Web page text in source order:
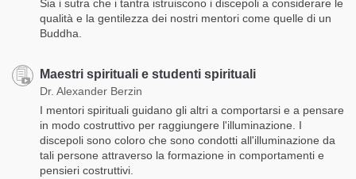
Sia i sutra che i tantra istruiscono i discepoli a considerare le
qualità e la gentilezza dei nostri mentori come quelle di un
Buddha.
Maestri spirituali e studenti spirituali
Dr. Alexander Berzin
I mentori spirituali guidano gli altri a comportarsi e a pensare
in modo costruttivo per raggiungere l'illuminazione. I
discepoli sono coloro che sono condotti all'illuminazione da
tali persone attraverso la formazione in comportamenti e
pensieri costruttivi.